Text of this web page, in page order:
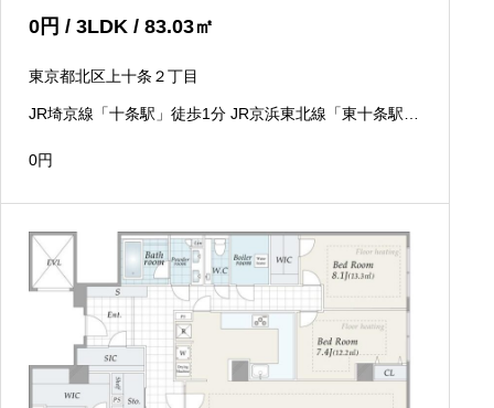
0 円 / 3LDK / 83.03㎡
東京都北区上十条２丁目
JR埼京線「十条駅」徒歩1分 JR京浜東北線「東十条駅」
0円